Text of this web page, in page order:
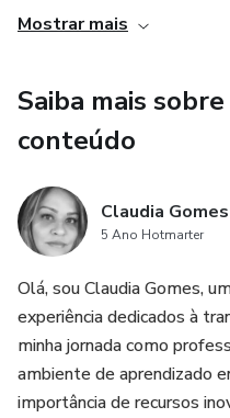
✅Trabalhar em equipe na
✅Desenvolver a
interpretação.
Este plano ajuda na
Mostrar mais
Saiba mais
conteúdo
Claudia Gomes
5 Ano Hotmarter
Olá, sou Claudia Gomes,
experiência dedicados à
minha jornada como
ambiente de aprendizado
importância de recursos